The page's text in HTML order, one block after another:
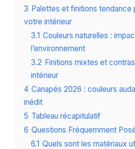
3 Palettes et finitions tendance
votre intérieur
3.1 Couleurs naturelles :
l’environnement
3.2 Finitions mixtes et
intérieur
4 Canapés 2026 : couleurs
inédit
5 Tableau récapitulatif
6 Questions Fréquemment
6.1 Quels sont les matériaux